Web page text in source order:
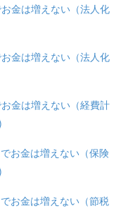
金は増えない（法人化
金は増えない（法人化
金は増えない（経費計
お金は増えない（保険
お金は増えない（節税